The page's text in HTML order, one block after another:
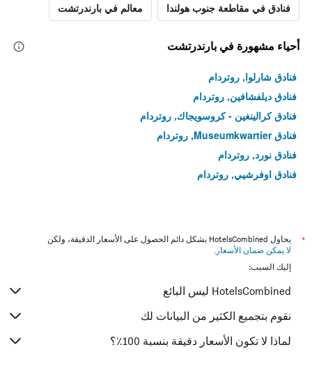
فنادق في مقاطعة جنوب هولندا معالم في بارندرتشت
أحياء مشهورة في بارندرتشت
فنادق شارلوا, روتردام
فنادق ديلفشافين, روتردام
فنادق كرالينغين - كروسويجاك, روتردام
فنادق Museumkwartier, روتردام
فنادق نورد, روتردام
فنادق اوفرشيي, روتردام
*
يحاول HotelsCombined بشكل دائم الحصول على الأسعار الدقيقة، ولكن
لا يمكن ضمان الأسعار .
إليك السبب:
HotelsCombined ليس البائع
نقوم بتجميع الكثير من البيانات لك
لماذا لا تكون الأسعار دقيقة بنسبة 100٪؟